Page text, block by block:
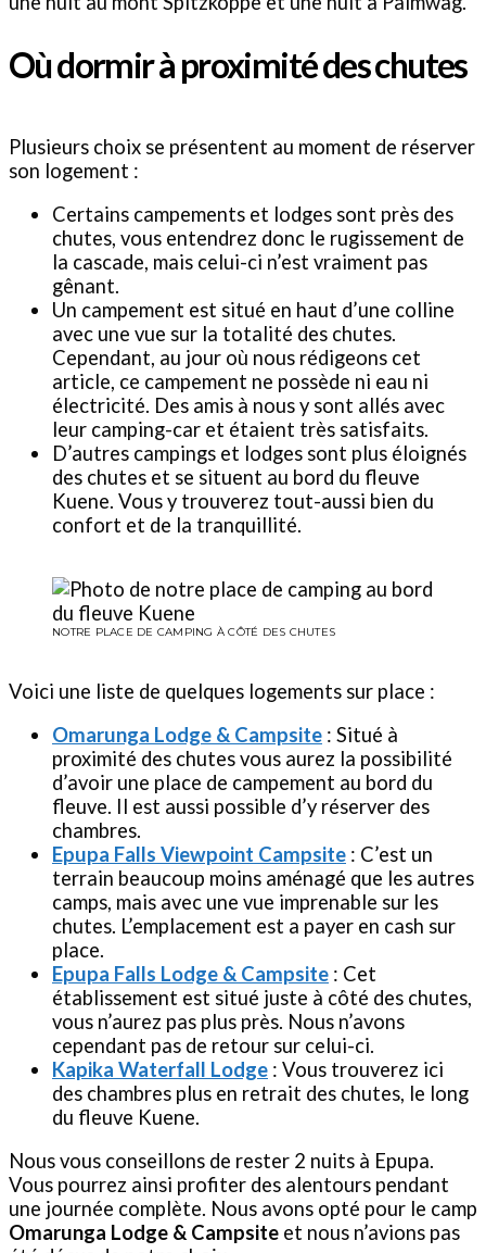
Où dormir à proximité des chutes
Plusieurs choix se présentent au moment de réserver
son logement :
Certains campements et lodges sont près des
chutes, vous entendrez donc le rugissement de
la cascade, mais celui-ci n’est vraiment pas
gênant.
Un campement est situé en haut d’une colline
avec une vue sur la totalité des chutes.
Cependant, au jour où nous rédigeons cet
article, ce campement ne possède ni eau ni
électricité. Des amis à nous y sont allés avec
leur camping-car et étaient très satisfaits.
D’autres campings et lodges sont plus éloignés
des chutes et se situent au bord du fleuve
Kuene. Vous y trouverez tout-aussi bien du
confort et de la tranquillité.
NOTRE PLACE DE CAMPING À CÔTÉ DES CHUTES
Voici une liste de quelques logements sur place :
Omarunga Lodge & Campsite : Situé à
proximité des chutes vous aurez la possibilité
d’avoir une place de campement au bord du
fleuve. Il est aussi possible d’y réserver des
chambres.
Epupa Falls Viewpoint Campsite : C’est un
terrain beaucoup moins aménagé que les autres
camps, mais avec une vue imprenable sur les
chutes. L’emplacement est a payer en cash sur
place.
Epupa Falls Lodge & Campsite : Cet
établissement est situé juste à côté des chutes,
vous n’aurez pas plus près. Nous n’avons
cependant pas de retour sur celui-ci.
Kapika Waterfall Lodge : Vous trouverez ici
des chambres plus en retrait des chutes, le long
du fleuve Kuene.
Nous vous conseillons de rester 2 nuits à Epupa.
Vous pourrez ainsi profiter des alentours pendant
une journée complète. Nous avons opté pour le camp
Omarunga Lodge & Campsite et nous n’avions pas